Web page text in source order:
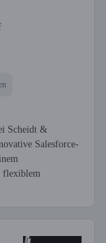
Scheidt &
Salesforce-
flexiblem